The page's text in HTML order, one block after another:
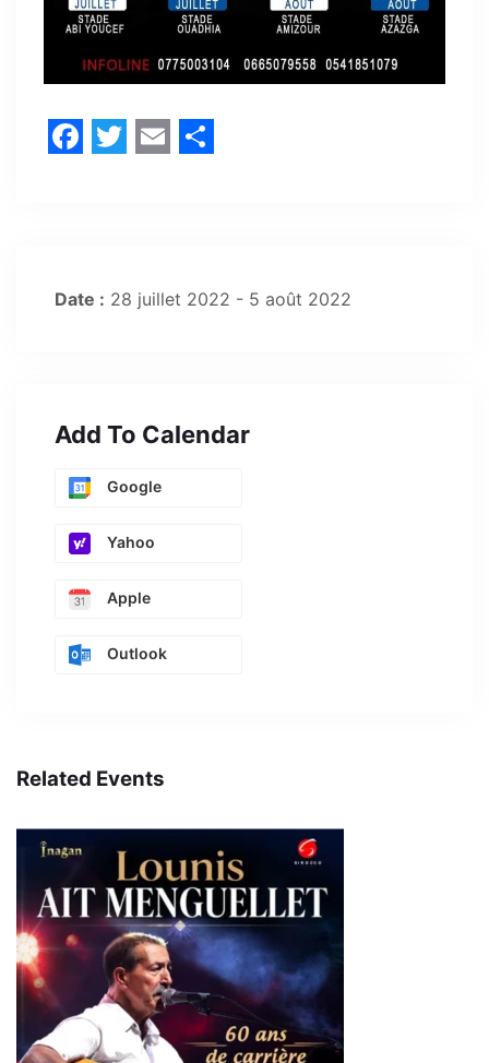
Date : 28 juillet 2022 - 5 août 2022
Add To Calendar
Google
Yahoo
Apple
Outlook
Related Events